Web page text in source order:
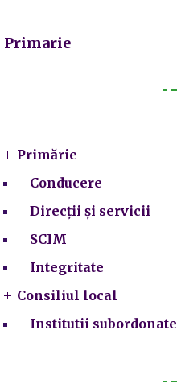
Primarie
Primărie
Conducere
Direcții și servicii
SCIM
Integritate
Consiliul local
Institutii subordonate